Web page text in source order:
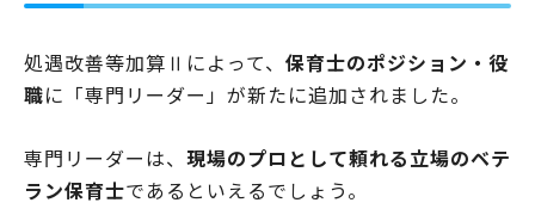
処遇改善等加算Ⅱによって、 保育士のポジション・役
職に「専門リーダー」が新たに追加されました。
専門リーダーは、 現場のプロとして頼れる立場のベテ
ラン保育士であるといえるでしょう。